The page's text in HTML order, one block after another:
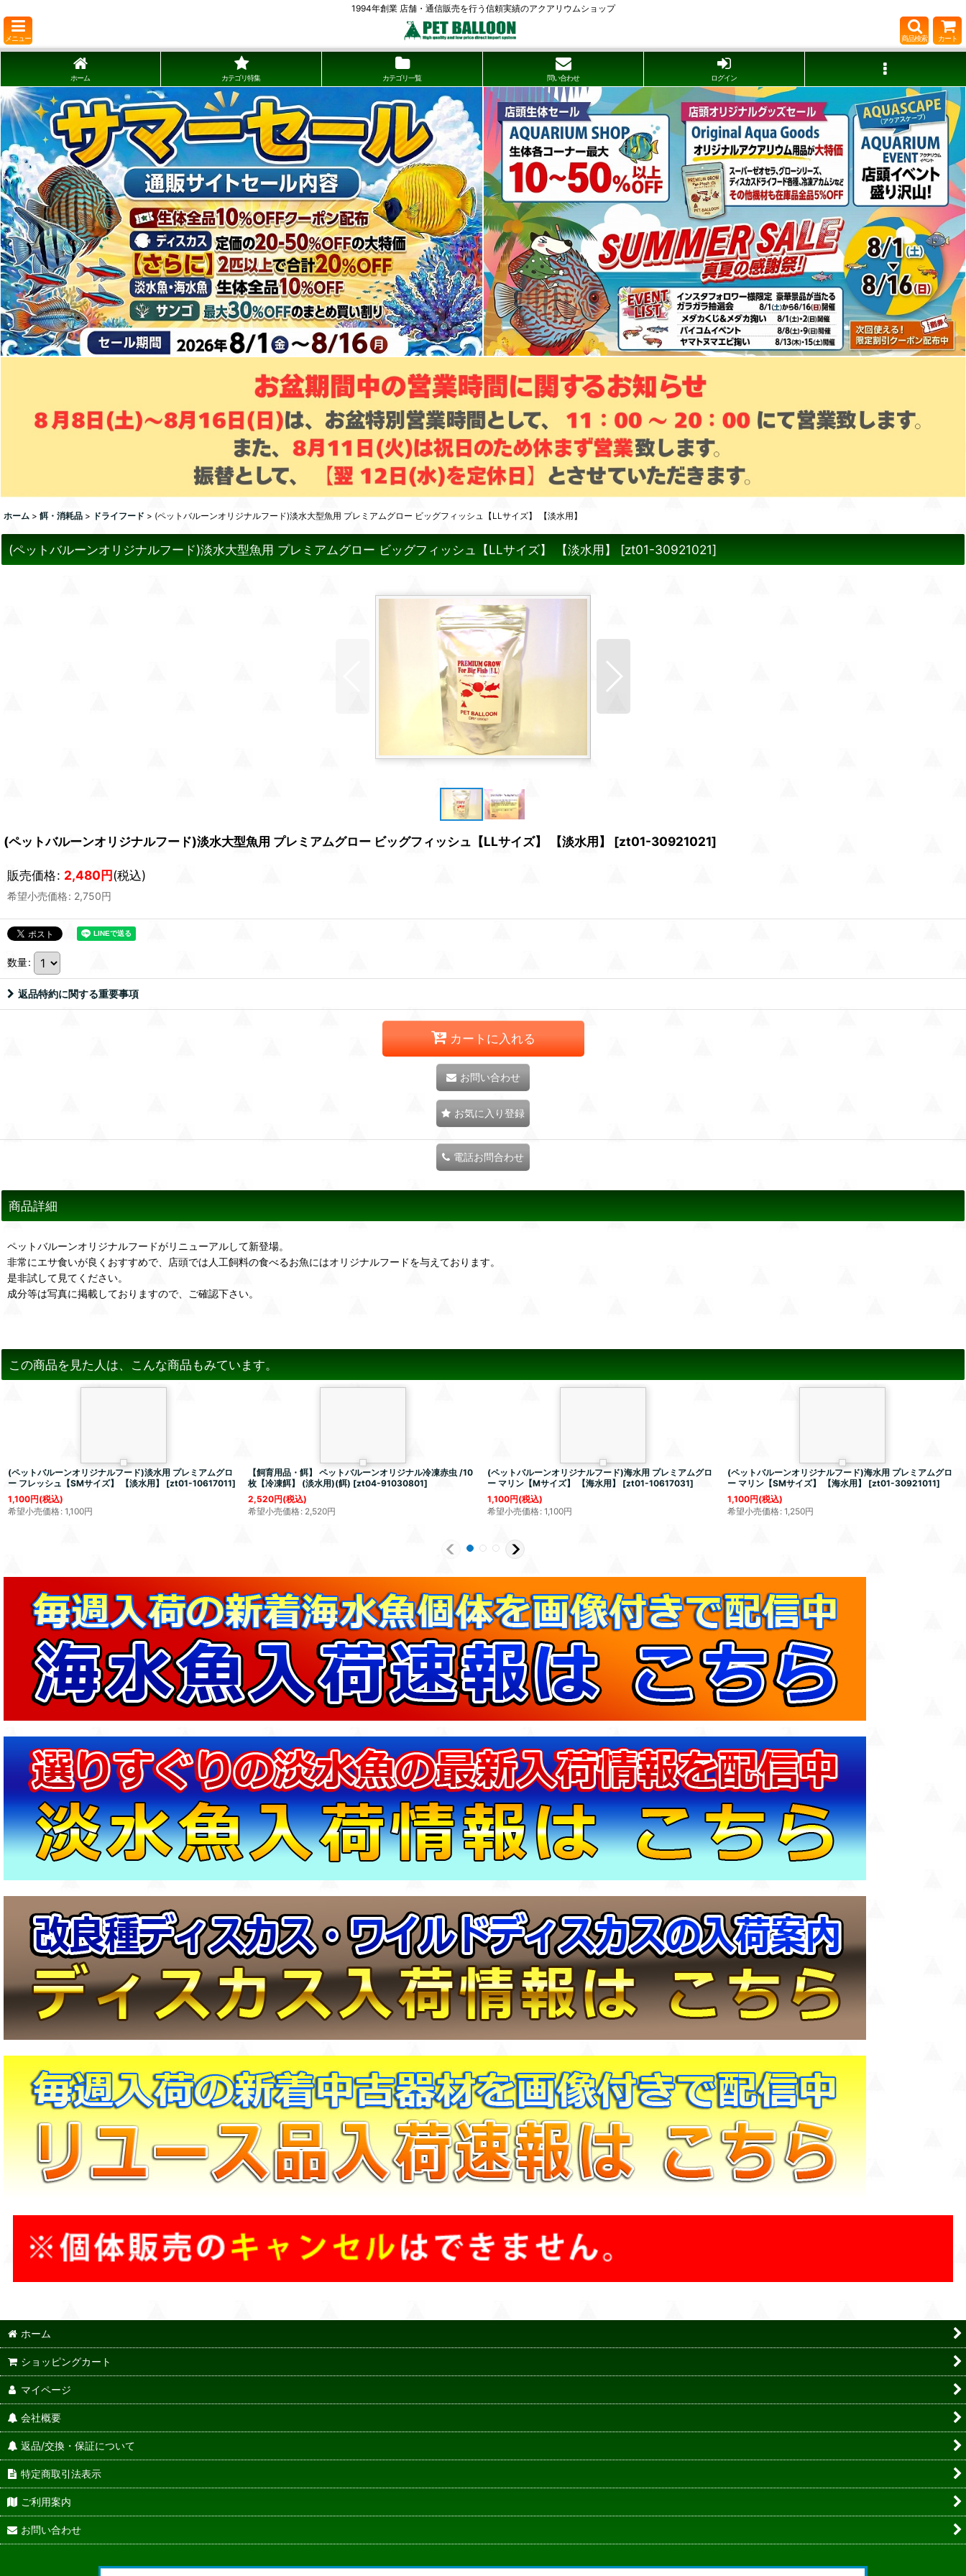
1994年創業 店舗・通信販売を行う信頼実績のアクアリウムショップ
メニュー 商品検索 カート
ホーム カテゴリ特集 カテゴリ一覧 問い合わせ ログイン
ホーム > 餌・消耗品 > ドライフード > (ペットバルーンオリジナルフード)淡水大型魚用 プレミアムグロー ビッグフィッシュ【LLサイズ】 【淡水用】
(ペットバルーンオリジナルフード)淡水大型魚用 プレミアムグロー ビッグフィッシュ【LLサイズ】 【淡水用】 [zt01-30921021]
(ペットバルーンオリジナルフード)淡水大型魚用 プレミアムグロー ビッグフィッシュ【LLサイズ】 【淡水用】 [zt01-30921021]
販売価格: 2,480円(税込)
希望小売価格: 2,750円
数量:
返品特約に関する重要事項
カートに入れる
お問い合わせ
お気に入り登録
電話お問合わせ
商品詳細
ペットバルーンオリジナルフードがリニューアルして新登場。
非常にエサ食いが良くおすすめで、店頭では人工飼料の食べるお魚にはオリジナルフードを与えております。
是非試して見てください。
成分等は写真に掲載しておりますので、ご確認下さい。
この商品を見た人は、こんな商品もみています。
(ペットバルーンオリジナルフード)淡水用 プレミアムグロ
ー フレッシュ【SMサイズ】 【淡水用】
[zt01-10617011]
1,100円(税込)
希望小売価格: 1,100円
【飼育用品・餌】 ペットバルーンオリジナル冷凍赤虫 /10
枚【冷凍餌】 (淡水用)(餌) [zt04-91030801]
2,520円(税込)
希望小売価格: 2,520円
(ペットバルーンオリジナルフード)海水用 プレミアムグロ
ー マリン【Mサイズ】 【海水用】
[zt01-10617031]
1,100円(税込)
希望小売価格: 1,100円
(ペットバルーンオリジナルフード)海水用 プレミアムグロ
ー マリン【SMサイズ】 【海水用】
[zt01-30921011]
1,100円(税込)
希望小売価格: 1,250円
ホーム
ショッピングカート
マイページ
会社概要
返品/交換・保証について
特定商取引法表示
ご利用案内
お問い合わせ